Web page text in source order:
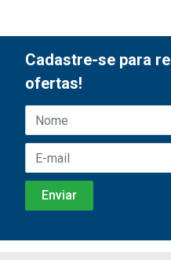
Cadastre-se para
ofertas!